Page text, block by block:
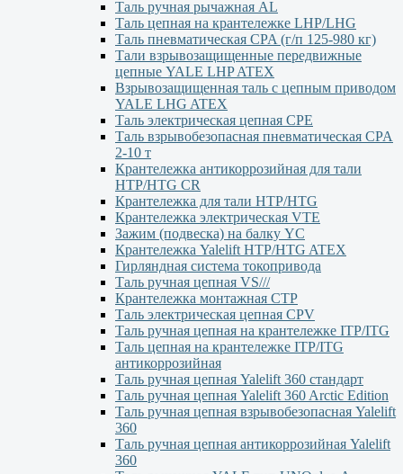
Таль ручная рычажная AL
Таль цепная на крантележке LHP/LHG
Таль пневматическая CPA (г/п 125-980 кг)
Тали взрывозащищенные передвижные
цепные YALE LHP ATEX
Взрывозащищенная таль с цепным приводом
YALE LHG ATEX
Таль электрическая цепная CPE
Таль взрывобезопасная пневматическая CPA
2-10 т
Крантележка антикоррозийная для тали
HTP/HTG CR
Крантележка для тали HTP/HTG
Крантележка электрическая VTE
Зажим (подвеска) на балку YC
Крантележка Yalelift НТР/НТG ATEX
Гирляндная система токопривода
Таль ручная цепная VS///
Крантележка монтажная СТР
Таль электрическая цепная CPV
Таль ручная цепная на крантележке ITP/ITG
Таль цепная на крантележке ITP/ITG
антикоррозийная
Таль ручная цепная Yalelift 360 стандарт
Таль ручная цепная Yalelift 360 Arctic Edition
Таль ручная цепная взрывобезопасная Yalelift
360
Таль ручная цепная антикоррозийная Yalelift
360